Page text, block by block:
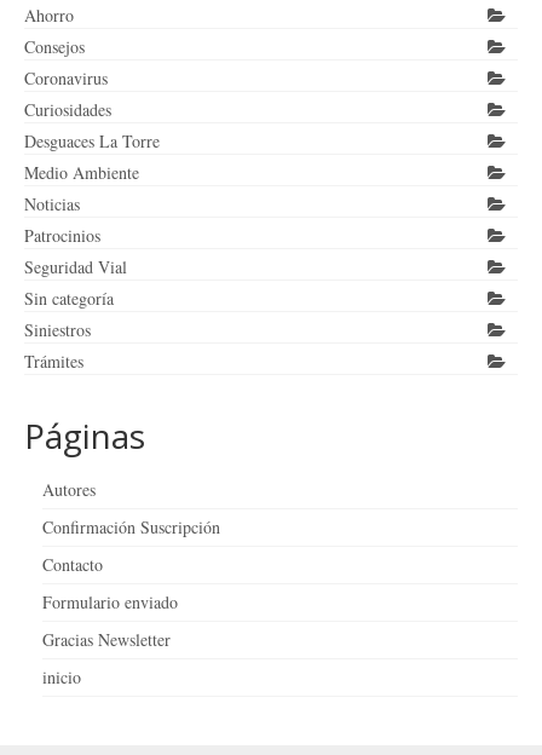
Ahorro
Consejos
Coronavirus
Curiosidades
Desguaces La Torre
Medio Ambiente
Noticias
Patrocinios
Seguridad Vial
Sin categoría
Siniestros
Trámites
Páginas
Autores
Confirmación Suscripción
Contacto
Formulario enviado
Gracias Newsletter
inicio